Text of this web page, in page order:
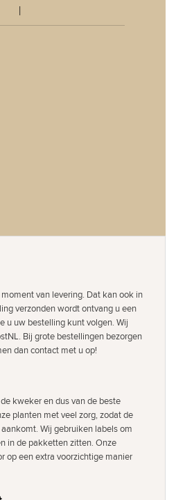
van levering. Dat kan ook in
verzonden wordt ontvang u een
u uw bestelling kunt volgen. Wij
Bij grote bestellingen bezorgen
dan contact met u op!
kweker en dus van de beste
planten met veel zorg, zodat de
Wij gebruiken labels om
in de pakketten zitten. Onze
op een extra voorzichtige manier